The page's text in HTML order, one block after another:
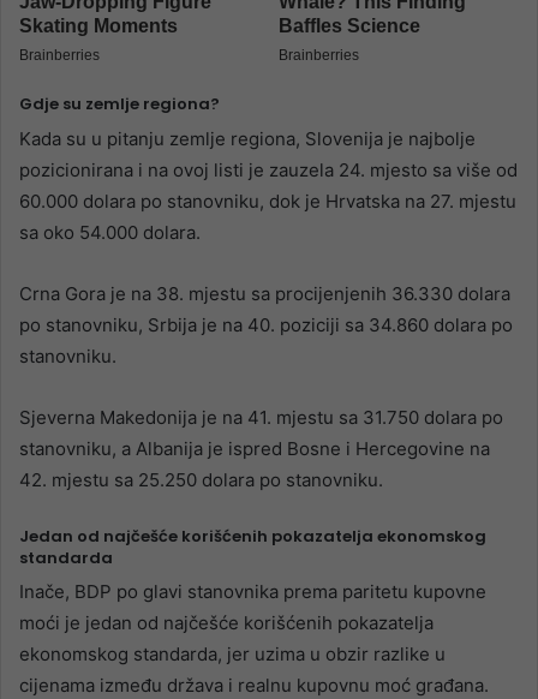
Gdje su zemlje regiona?
Kada su u pitanju zemlje regiona, Slovenija je najbolje
pozicionirana i na ovoj listi je zauzela 24. mjesto sa više od
60.000 dolara po stanovniku, dok je Hrvatska na 27. mjestu
sa oko 54.000 dolara.
Crna Gora je na 38. mjestu sa procijenjenih 36.330 dolara
po stanovniku, Srbija je na 40. poziciji sa 34.860 dolara po
stanovniku.
Sjeverna Makedonija je na 41. mjestu sa 31.750 dolara po
stanovniku, a Albanija je ispred Bosne i Hercegovine na
42. mjestu sa 25.250 dolara po stanovniku.
Jedan od najčešće korišćenih pokazatelja ekonomskog
standarda
Inače, BDP po glavi stanovnika prema paritetu kupovne
moći je jedan od najčešće korišćenih pokazatelja
ekonomskog standarda, jer uzima u obzir razlike u
cijenama između država i realnu kupovnu moć građana.